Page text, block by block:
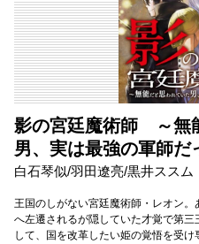
影の宮廷魔術師 ～無
男、実は最強の軍師だ
白石琴似/羽田遼亮/黒井ススム
王国のしがない宮廷魔術師・レオン
へ左遷されるが隠していた才覚で第
して、国を改革したい姫の覚悟を受け